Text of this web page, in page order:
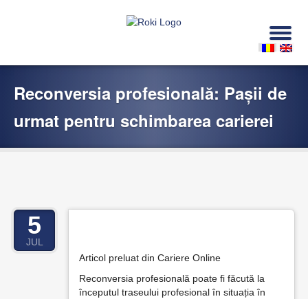
Reconversia profesională: Paşii de
urmat pentru schimbarea carierei
Articol preluat din Cariere Online
Reconversia profesională poate fi făcută la
începutul traseului profesional în situația în
5
JUL